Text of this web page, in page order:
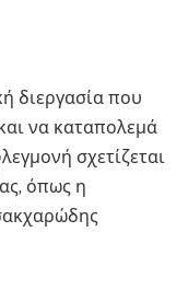
διεργασία που
να καταπολεμά
σχετίζεται
όπως η